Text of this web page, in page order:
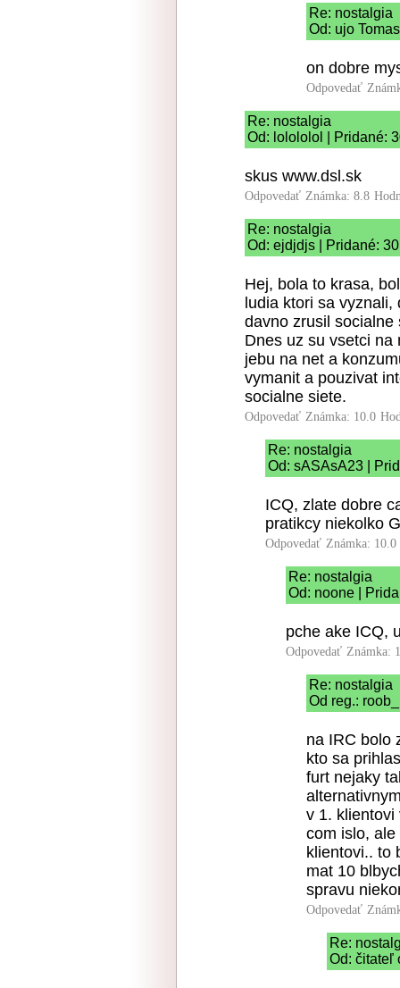
Re: nostalgia
Od: ujo
on dobre
Odpovedať
Re: nostalgia
Od: lolololol | Pridané:
skus www.dsl.sk
Odpovedať Známka: 8.8
Re: nostalgia
Od: ejdjdjs | Pridané:
Hej, bola to krasa,
ludia ktori sa
davno zrusil
Dnes uz su vsetci na
jebu na net a
vymanit a pouzivat
socialne siete.
Odpovedať Známka: 10.0
Re: nostalgia
Od: sASAsA23 |
ICQ, zlate dobre
pratikcy niekolko
Odpovedať Známka: 10.0
Re: nostalgia
Od: noone |
pche ake ICQ,
Odpovedať Známka:
Re: nostalgia
Od reg.:
na IRC bolo
kto sa
furt nejaky
v 1. klientovi
com islo,
klientovi.. to
mat 10
spravu
Odpovedať
Re:
Od: čitateľ